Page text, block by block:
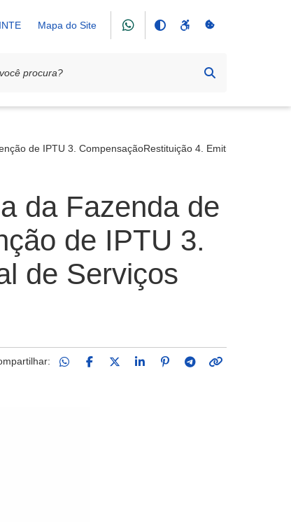
Mapa do Site
de IPTU 3. CompensaçãoRestituição 4. Emitir Nota Fiscal
da Fazenda de
de IPTU 3.
de Serviços